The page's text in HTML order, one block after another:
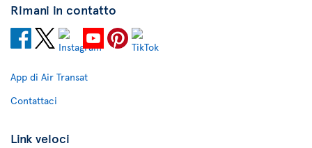
Rimani in contatto
App di Air Transat
Contattaci
Link veloci